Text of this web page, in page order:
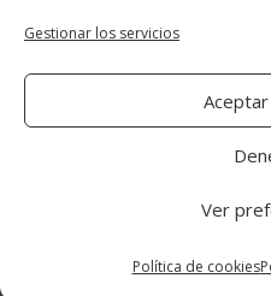
Gestionar los servicios
Ver
Política de cookies
general
lifestyle
manualidades-diy
de